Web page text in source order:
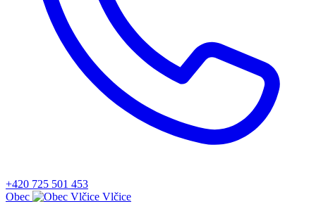
+420 725 501 453
Obec
Vlčice